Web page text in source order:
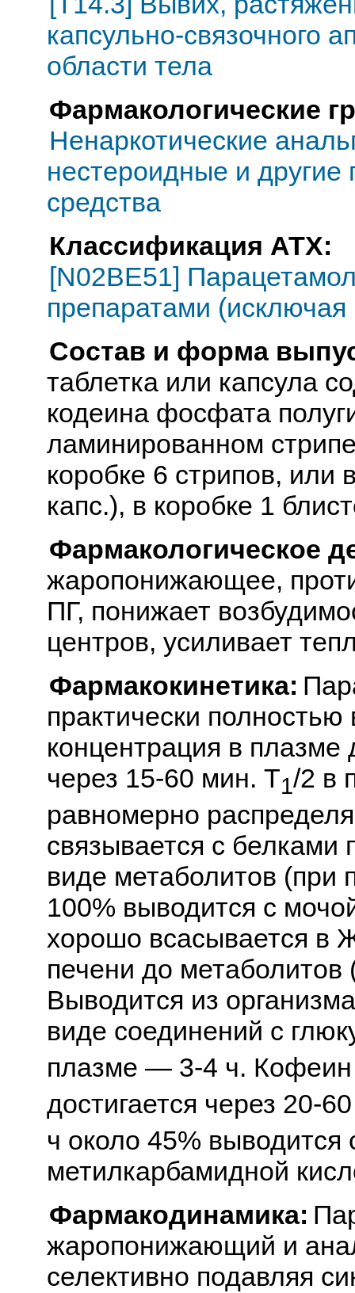
капсульно-связочного
области тела
Фармакологические
Ненаркотические
нестероидные и другие
средства
Классификация АТХ:
[N02BE51]
препаратами (исключая
Состав и форма
таблетка или капсула
кодеина фосфата
ламинированном
коробке 6 стрипов, или
капс.), в коробке 1
Фармакологическое
жаропонижающее,
ПГ, понижает
центров, усиливает
Фармакокинетика:
практически
концентрация в плазме
через 15-60 мин. T1/2 в
равномерно
связывается с
виде метаболитов (при
100% выводится с
хорошо всасывается в
печени до
Выводится из
виде соединений с
плазме — 3-4 ч. Кофеин
достигается через 20-
ч около 45% выводится
метилкарбамидной
Фармакодинамика:
жаропонижающий и
селективно подавляя